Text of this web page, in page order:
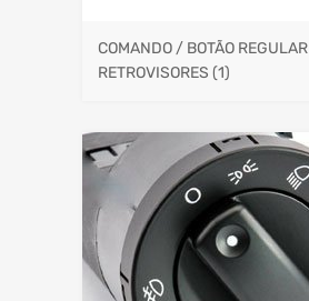
COMANDO / BOTÃO REGULAR
RETROVISORES (1)